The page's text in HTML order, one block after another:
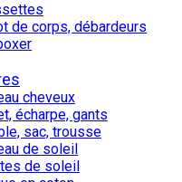
de corps, débardeurs
cheveux
écharpe, gants
sac, trousse
de soleil
de soleil